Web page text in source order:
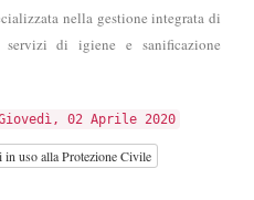
nella gestione integrata di
servizi di igiene e sanificazione
02 Aprile 2020
in uso alla Protezione Civile